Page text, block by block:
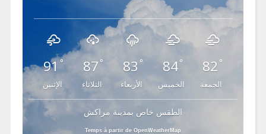
91 °
الإثنين
87 °
الثلاثاء
83 °
الأربعاء
84°
الخميس
82 °
الجمعة
الطقس خاص بمدينة مراكش
Temps à partir de OpenWeatherMap